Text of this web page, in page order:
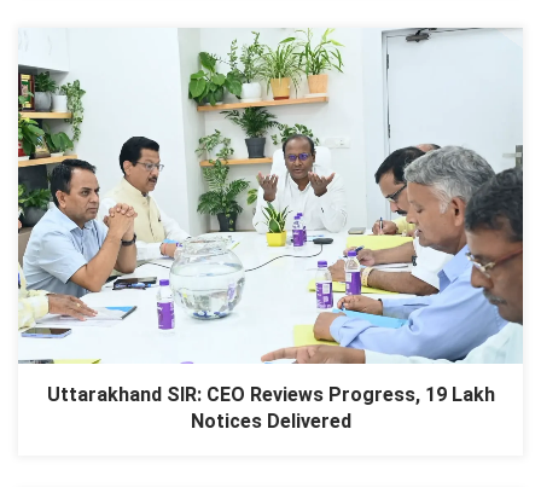
Uttarakhand SIR: CEO Reviews Progress, 19 Lakh
Notices Delivered